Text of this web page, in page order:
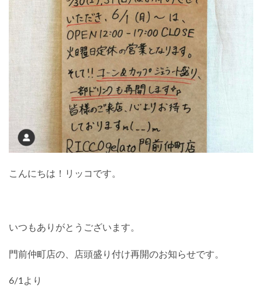
こんにちは！リッコです。
いつもありがとうございます。
門前仲町店の、店頭盛り付け再開のお知らせです。
6/1より